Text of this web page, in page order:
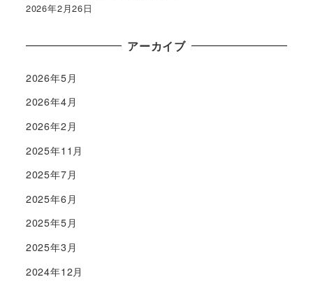
2026年2月26日
アーカイブ
2026年5月
2026年4月
2026年2月
2025年11月
2025年7月
2025年6月
2025年5月
2025年3月
2024年12月